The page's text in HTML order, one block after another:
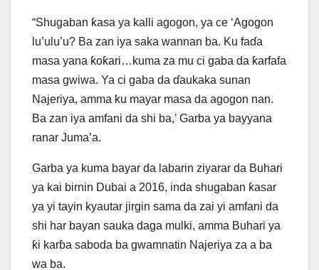
“Shugaban ƙasa ya kalli agogon, ya ce ‘Agogon
lu’ulu’u? Ba zan iya saka wannan ba. Ku faɗa
masa yana ƙoƙari…kuma za mu ci gaba da ƙarfafa
masa gwiwa. Ya ci gaba da ɗaukaka sunan
Najeriya, amma ku mayar masa da agogon nan.
Ba zan iya amfani da shi ba,’ Garba ya bayyana
ranar Juma’a.
Garba ya kuma bayar da labarin ziyarar da Buhari
ya kai birnin Dubai a 2016, inda shugaban ƙasar
ya yi tayin kyautar jirgin sama da zai yi amfani da
shi har bayan sauka daga mulki, amma Buhari ya
ƙi karɓa saboda ba gwamnatin Najeriya za a ba
wa ba.